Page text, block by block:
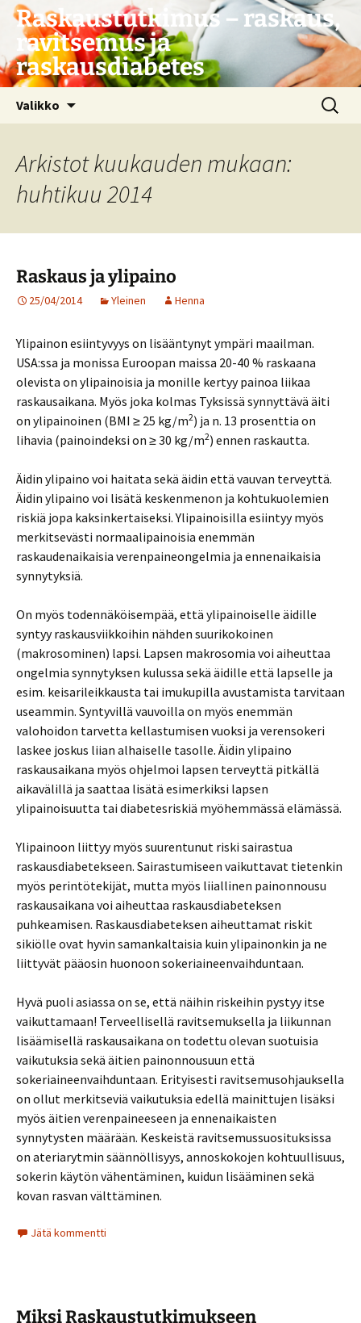
Siirry
sisältöön
Raskaustutkimus – raskaus,
ravitsemus ja
raskausdiabetes
Valikko Haku:
Arkistot kuukauden mukaan:
huhtikuu 2014
Raskaus ja ylipaino
25/04/2014 Yleinen Henna
Ylipainon esiintyvyys on lisääntynyt ympäri maailman.
USA:ssa ja monissa Euroopan maissa 20-40 % raskaana
olevista on ylipainoisia ja monille kertyy painoa liikaa
raskausaikana. Myös joka kolmas Tyksissä synnyttävä äiti
on ylipainoinen (BMI ≥ 25 kg/m2) ja n. 13 prosenttia on
lihavia (painoindeksi on ≥ 30 kg/m2) ennen raskautta.
Äidin ylipaino voi haitata sekä äidin että vauvan terveyttä.
Äidin ylipaino voi lisätä keskenmenon ja kohtukuolemien
riskiä jopa kaksinkertaiseksi. Ylipainoisilla esiintyy myös
merkitsevästi normaalipainoisia enemmän
raskaudenaikaisia verenpaineongelmia ja ennenaikaisia
synnytyksiä.
On myös todennäköisempää, että ylipainoiselle äidille
syntyy raskausviikkoihin nähden suurikokoinen
(makrosominen) lapsi. Lapsen makrosomia voi aiheuttaa
ongelmia synnytyksen kulussa sekä äidille että lapselle ja
esim. keisarileikkausta tai imukupilla avustamista tarvitaan
useammin. Syntyvillä vauvoilla on myös enemmän
valohoidon tarvetta kellastumisen vuoksi ja verensokeri
laskee joskus liian alhaiselle tasolle. Äidin ylipaino
raskausaikana myös ohjelmoi lapsen terveyttä pitkällä
aikavälillä ja saattaa lisätä esimerkiksi lapsen
ylipainoisuutta tai diabetesriskiä myöhemmässä elämässä.
Ylipainoon liittyy myös suurentunut riski sairastua
raskausdiabetekseen. Sairastumiseen vaikuttavat tietenkin
myös perintötekijät, mutta myös liiallinen painonnousu
raskausaikana voi aiheuttaa raskausdiabeteksen
puhkeamisen. Raskausdiabeteksen aiheuttamat riskit
sikiölle ovat hyvin samankaltaisia kuin ylipainonkin ja ne
liittyvät pääosin huonoon sokeriaineenvaihduntaan.
Hyvä puoli asiassa on se, että näihin riskeihin pystyy itse
vaikuttamaan! Terveellisellä ravitsemuksella ja liikunnan
lisäämisellä raskausaikana on todettu olevan suotuisia
vaikutuksia sekä äitien painonnousuun että
sokeriaineenvaihduntaan. Erityisesti ravitsemusohjauksella
on ollut merkitseviä vaikutuksia edellä mainittujen lisäksi
myös äitien verenpaineeseen ja ennenaikaisten
synnytysten määrään. Keskeistä ravitsemussuosituksissa
on ateriarytmin säännöllisyys, annoskokojen kohtuullisuus,
sokerin käytön vähentäminen, kuidun lisääminen sekä
kovan rasvan välttäminen.
Jätä kommentti
Miksi Raskaustutkimukseen